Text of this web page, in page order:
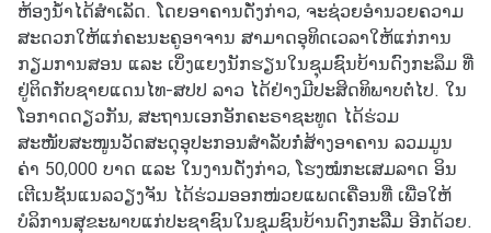
ก
า
ร
เ
ลื
อ
ก
ตั้
ຫ້ອງນ້ຳໄດ້ສຳເລັດ. ໂດຍອາຄານດັ່ງກ່າວ, ຈະຊ່ວຍອຳນວຍຄວາມ
ສະດວກໃຫ້ແກ່ຄະນະຄູອາຈານ ສາມາດອຸທິດເວລາໃຫ້ແກ່ການ
ກຽມການສອນ ແລະ ເບິ່ງແຍງນັກຮຽນໃນຊຸມຊົນບ້ານດົງກະລຶມ ທີ່
ຢູ່ຕິດກັບຊາຍແດນໄທ-ສປປ ລາວ ໄດ້ຢ່າງມີປະສິດທິພາບຕໍ່ໄປ. ໃນ
ໂອກາດດຽວກັນ, ສະຖານເອກອັກຄະຣາຊະທູດ ໄດ້ຮ່ວມ
ສະໜັບສະໜູນວັດສະດຸອຸປະກອນສຳລັບກໍ່ສ້າງອາຄານ ລວມມູນ
ຄ່າ 50,000 ບາດ ແລະ ໃນງານດັ່ງກ່າວ, ໂຮງໝໍກະເສມລາດ ອິນ
ເຕີເນຊັນແນລວຽງຈັນ ໄດ້ຮ່ວມອອກໜ່ວຍແພດເຄື່ອນທີ່ ເພື່ອໃຫ້
ບໍລິການສຸຂະພາບແກ່ປະຊາຊົນໃນຊຸມຊົນບ້ານດົງກະລີຶມ ອີກດ້ວຍ.